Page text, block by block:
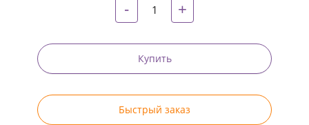
Pinterest
- +
Купить
Быстрый заказ